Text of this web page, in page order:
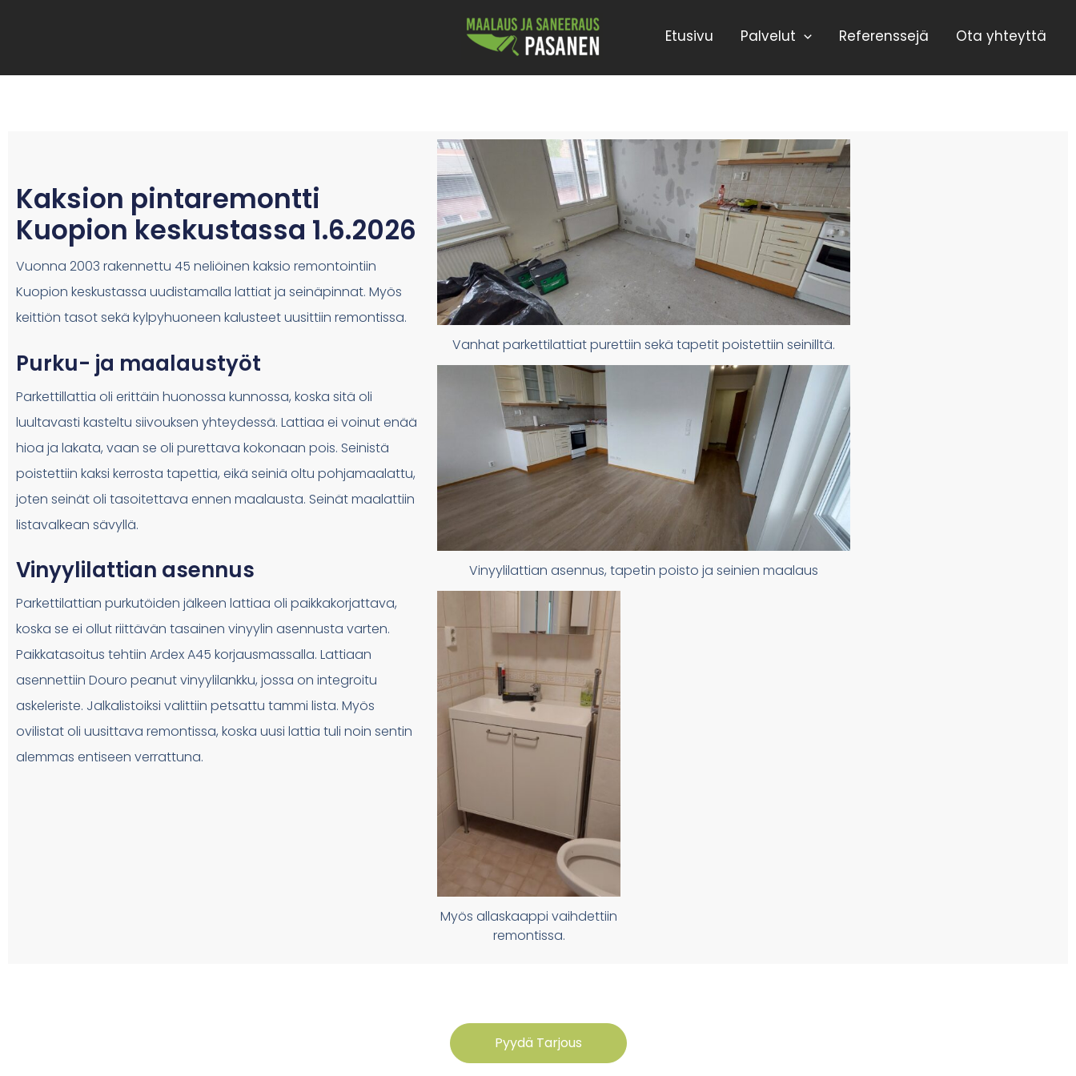
Etusivu Palvelut Referenssejä Ota yhteyttä
Kaksion pintaremontti
Kuopion keskustassa 1.6.2026
Vuonna 2003 rakennettu 45 neliöinen kaksio remontointiin
Kuopion keskustassa uudistamalla lattiat ja seinäpinnat. Myös
keittiön tasot sekä kylpyhuoneen kalusteet uusittiin remontissa.
Purku- ja maalaustyöt
Parkettillattia oli erittäin huonossa kunnossa, koska sitä oli
luultavasti kasteltu siivouksen yhteydessä. Lattiaa ei voinut enää
hioa ja lakata, vaan se oli purettava kokonaan pois. Seinistä
poistettiin kaksi kerrosta tapettia, eikä seiniä oltu pohjamaalattu,
joten seinät oli tasoitettava ennen maalausta. Seinät maalattiin
listavalkean sävyllä.
Vinyylilattian asennus
Parkettilattian purkutöiden jälkeen lattiaa oli paikkakorjattava,
koska se ei ollut riittävän tasainen vinyylin asennusta varten.
Paikkatasoitus tehtiin Ardex A45 korjausmassalla. Lattiaan
asennettiin Douro peanut vinyylilankku, jossa on integroitu
askeleriste. Jalkalistoiksi valittiin petsattu tammi lista. Myös
ovilistat oli uusittava remontissa, koska uusi lattia tuli noin sentin
alemmas entiseen verrattuna.
Vanhat parkettilattiat purettiin sekä tapetit poistettiin seinilltä.
Vinyylilattian asennus, tapetin poisto ja seinien maalaus
Myös allaskaappi vaihdettiin
remontissa.
Pyydä Tarjous